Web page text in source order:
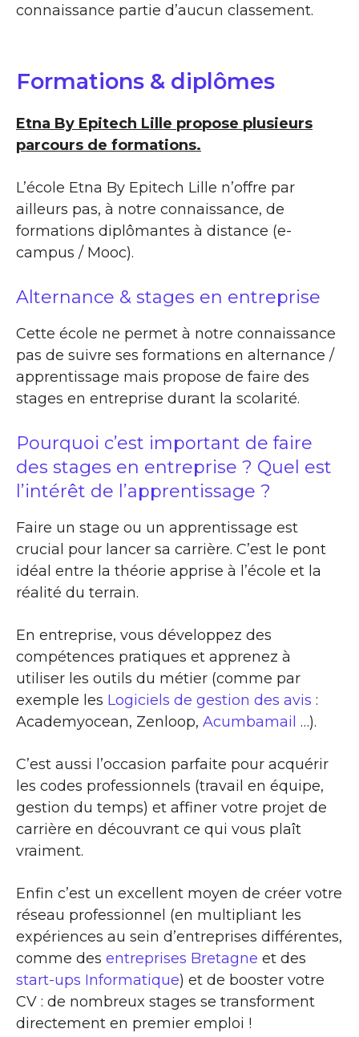
connaissance partie d’aucun classement.
Formations & diplômes
Etna By Epitech Lille propose plusieurs
parcours de formations.
L’école Etna By Epitech Lille n’offre par
ailleurs pas, à notre connaissance, de
formations diplômantes à distance (e-
campus / Mooc).
Alternance & stages en entreprise
Cette école ne permet à notre connaissance
pas de suivre ses formations en alternance /
apprentissage mais propose de faire des
stages en entreprise durant la scolarité.
Pourquoi c’est important de faire
des stages en entreprise ? Quel est
l’intérêt de l’apprentissage ?
Faire un stage ou un apprentissage est
crucial pour lancer sa carrière. C’est le pont
idéal entre la théorie apprise à l’école et la
réalité du terrain.
En entreprise, vous développez des
compétences pratiques et apprenez à
utiliser les outils du métier (comme par
exemple les Logiciels de gestion des avis :
Academyocean, Zenloop, Acumbamail …).
C’est aussi l’occasion parfaite pour acquérir
les codes professionnels (travail en équipe,
gestion du temps) et affiner votre projet de
carrière en découvrant ce qui vous plaît
vraiment.
Enfin c’est un excellent moyen de créer votre
réseau professionnel (en multipliant les
expériences au sein d’entreprises différentes,
comme des entreprises Bretagne et des
start-ups Informatique) et de booster votre
CV : de nombreux stages se transforment
directement en premier emploi !